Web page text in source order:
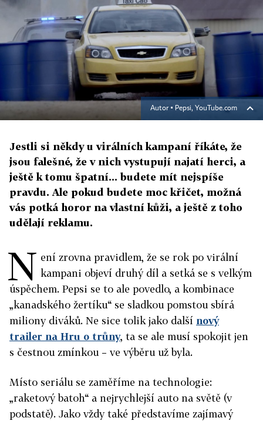
Autor ▪ Pepsi, YouTube.com
Jestli si někdy u virálních kampaní říkáte, že
jsou falešné, že v nich vystupují najatí herci, a
ještě k tomu špatní... budete mít nejspíše
pravdu. Ale pokud budete moc křičet, možná
vás potká horor na vlastní kůži, a ještě z toho
udělají reklamu.
N ení zrovna pravidlem, že se rok po virální
kampani objeví druhý díl a setká se s velkým
úspěchem. Pepsi se to ale povedlo, a kombinace
„kanadského žertíku“ se sladkou pomstou sbírá
miliony diváků. Ne sice tolik jako další nový
trailer na Hru o trůny, ta se ale musí spokojit jen
s čestnou zmínkou – ve výběru už byla.
Místo seriálu se zaměříme na technologie:
„raketový batoh“ a nejrychlejší auto na světě (v
podstatě). Jako vždy také představíme zajímavý